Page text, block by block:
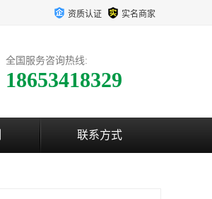
资质认证 实名商家
全国服务咨询热线:
18653418329
联系方式